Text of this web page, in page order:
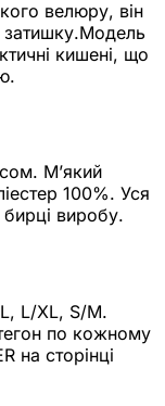
велюру, він
затишку.Модель
кишені, що
М’який
100%. Уся
виробу.
L/XL, S/M.
по кожному
на сторінці